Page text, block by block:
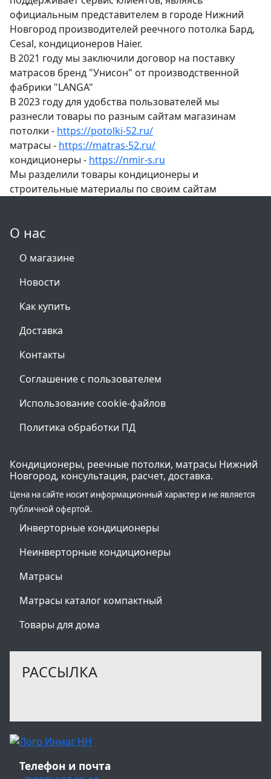
официальным представителем в городе Нижний
Новгород производителей реечного потолка Бард,
Cesal, кондиционеров Haier.
В 2021 году мы заключили договор на поставку
матрасов бренд "Унисон" от производственной
фабрики "LANGA"
В 2023 году для удобства пользователей мы
разнесли товары по разным сайтам магазинам
потолки - https://potolki-52.ru/
матрасы - https://matras-52.ru/
кондиционеры - https://nmir-s.ru
Мы разделили товары кондиционеры и
строительные материалы по своим сайтам
О нас
О магазине
Новости
Как купить
Доставка
Контакты
Соглашение с пользователем
Использование cookie-файлов
Политика обработки ПД
Кондиционеры, реечные потолки, матрасы Нижний
Новгород, консультация, расчет, доставка.
Цена на сайте носит информационный характер и не является
публичной офертой.
Инверторные кондиционеры
Неинверторные кондиционеры
Матрасы
Матрасы каталог компактный
Товары для дома
РАССЫЛКА
Телефон и почта